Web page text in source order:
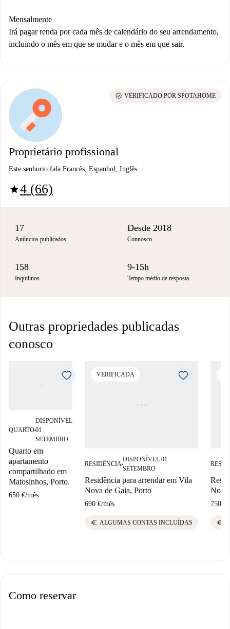
Mensalmente
Irá pagar renda por cada mês de calendário do seu arrendamento,
incluindo o mês em que se mudar e o mês em que sair.
Proprietário profissional
Este senhorio fala Francês, Espanhol, Inglês
star4 (66)
check_circle VERIFICADO POR SPOTAHOME
17
Anúncios publicados
Desde 2018
Connosco
158
Inquilinos
9-15h
Tempo médio de resposta
Outras propriedades publicadas
conosco
QUARTO■
DISPONÍVEL
01
SETEMBRO
Quarto em
apartamento
compartilhado em
Matosinhos, Porto.
650 €/mês
VERIFICADA
RESIDÊNCIA■
DISPONÍVEL 01
SETEMBRO
Residência para arrendar em Vila
Nova de Gaia, Porto
690 €/mês
euro ALGUMAS CONTAS INCLUÍDAS
Nova
750 €
euro
Como reservar